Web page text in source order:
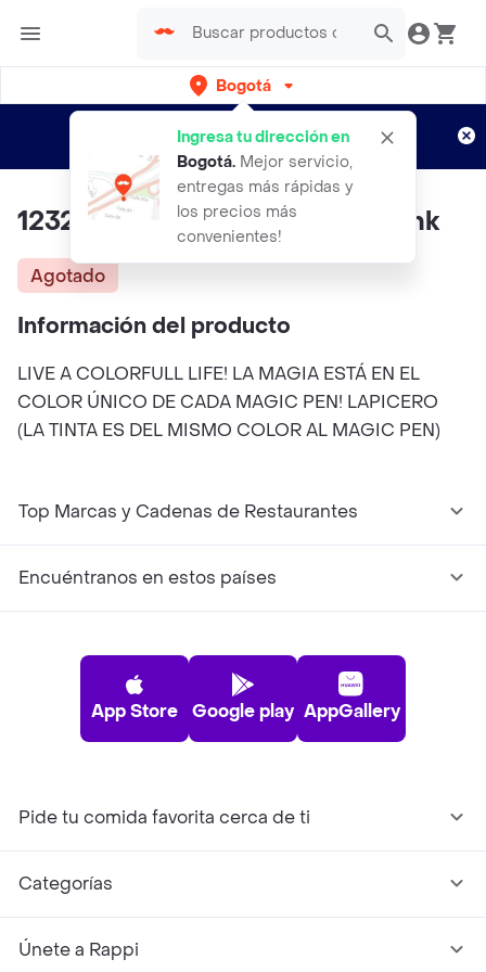
Bogotá
Ingresa tu dirección en
Bogotá. Mejor servicio,
entregas más rápidas y
los precios más
convenientes!
envíos gratis por semanas
Aplican TyC
123212014 Magic Pen Bright Pink
Agotado
Información del producto
LIVE A COLORFULL LIFE! LA MAGIA ESTÁ EN EL
COLOR ÚNICO DE CADA MAGIC PEN! LAPICERO
(LA TINTA ES DEL MISMO COLOR AL MAGIC PEN)
Top Marcas y Cadenas de Restaurantes
Encuéntranos en estos países
App Store Google play AppGallery
Pide tu comida favorita cerca de ti
Categorías
Únete a Rappi